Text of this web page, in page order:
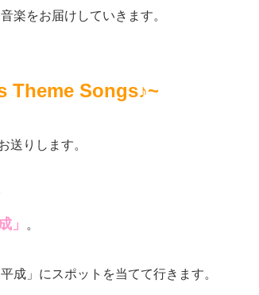
楽をお届けしていきます。
Theme Songs♪~
送りします。
」
。
成」にスポットを当てて行きます。